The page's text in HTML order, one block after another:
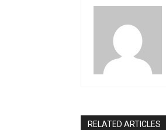
RELATED ARTICLES